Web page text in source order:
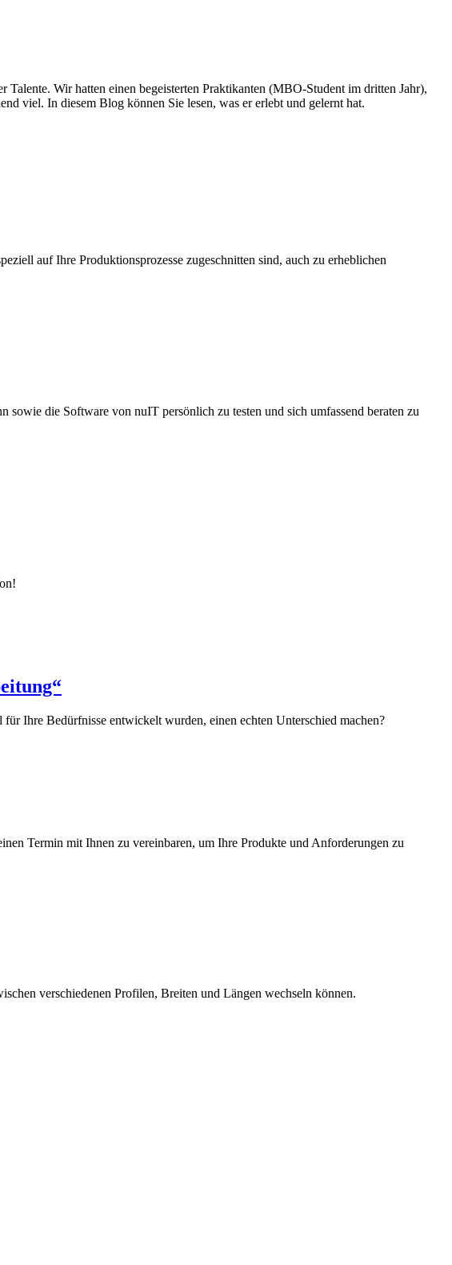
Wir hatten einen begeisterten Praktikanten (MBO-Student im dritten Jahr),
viel. In diesem Blog können Sie lesen, was er erlebt und gelernt hat.
auf Ihre Produktionsprozesse zugeschnitten sind, auch zu erheblichen
die Software von nuIT persönlich zu testen und sich umfassend beraten zu
Ihre Bedürfnisse entwickelt wurden, einen echten Unterschied machen?
Termin mit Ihnen zu vereinbaren, um Ihre Produkte und Anforderungen zu
verschiedenen Profilen, Breiten und Längen wechseln können.